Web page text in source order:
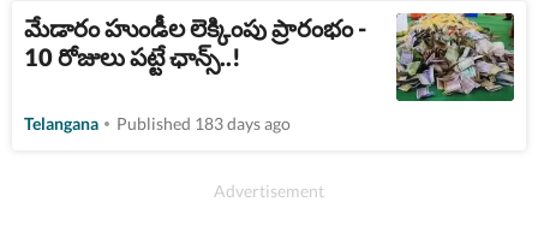
మేడారం హుండీల లెక్కింపు ప్రారంభం -
10 రోజులు పట్టే ఛాన్స్..!
Telangana Published 183 days ago